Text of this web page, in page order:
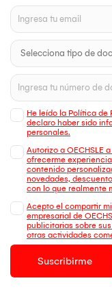
He leído la Política de
declaro haber sido
personales.
Autorizo a OECHSLE
ofrecerme
contenido
novedades,
con lo que realmente
Acepto el compartir
empresarial de
publicitarias sobre
otras actividades
Suscribirme